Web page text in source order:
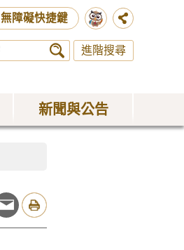
無障礙快捷鍵
進階搜尋
新聞與公告